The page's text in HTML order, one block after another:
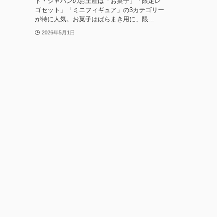
ゴセット」「ミニフィギュア」の3カテゴリー
が特に人気。お菓子はばらまき用に、限...
2026年5月1日